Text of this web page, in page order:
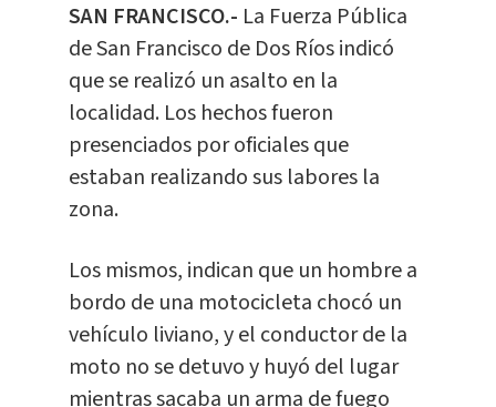
SAN FRANCISCO.- La Fuerza Pública
de San Francisco de Dos Ríos indicó
que se realizó un asalto en la
localidad. Los hechos fueron
presenciados por oficiales que
estaban realizando sus labores la
zona.
Los mismos, indican que un hombre a
bordo de una motocicleta chocó un
vehículo liviano, y el conductor de la
moto no se detuvo y huyó del lugar
mientras sacaba un arma de fuego